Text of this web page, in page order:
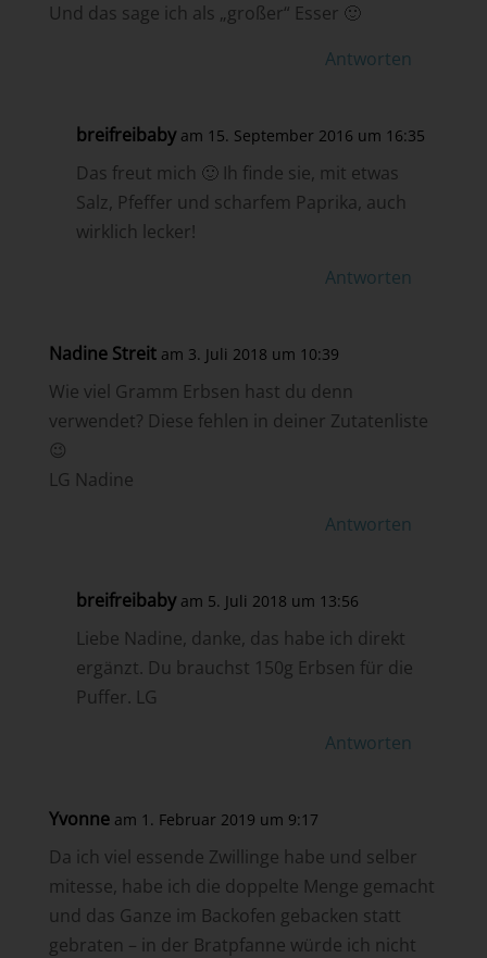
Und das sage ich als „großer“ Esser 🙂
Antworten
breifreibaby am 15. September 2016 um 16:35
Das freut mich 🙂 Ih finde sie, mit etwas
Salz, Pfeffer und scharfem Paprika, auch
wirklich lecker!
Antworten
Nadine Streit am 3. Juli 2018 um 10:39
Wie viel Gramm Erbsen hast du denn
verwendet? Diese fehlen in deiner Zutatenliste
😉
LG Nadine
Antworten
breifreibaby am 5. Juli 2018 um 13:56
Liebe Nadine, danke, das habe ich direkt
ergänzt. Du brauchst 150g Erbsen für die
Puffer. LG
Antworten
Yvonne am 1. Februar 2019 um 9:17
Da ich viel essende Zwillinge habe und selber
mitesse, habe ich die doppelte Menge gemacht
und das Ganze im Backofen gebacken statt
gebraten – in der Bratpfanne würde ich nicht